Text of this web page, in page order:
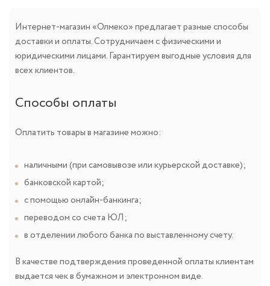
Интернет-магазин «Олмеко» предлагает разные способы
доставки и оплаты. Сотрудничаем с физическими и
юридическими лицами. Гарантируем выгодные условия для
всех клиентов.
Способы оплаты
Оплатить товары в магазине можно:
наличными (при самовывозе или курьерской доставке);
банковской картой;
с помощью онлайн-банкинга;
переводом со счета ЮЛ;
в отделении любого банка по выставленному счету.
В качестве подтверждения проведенной оплаты клиентам
выдается чек в бумажном и электронном виде.